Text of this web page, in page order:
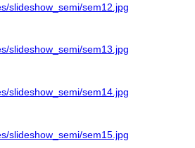
slideshow_semi/sem12.jpg
slideshow_semi/sem13.jpg
slideshow_semi/sem14.jpg
slideshow_semi/sem15.jpg